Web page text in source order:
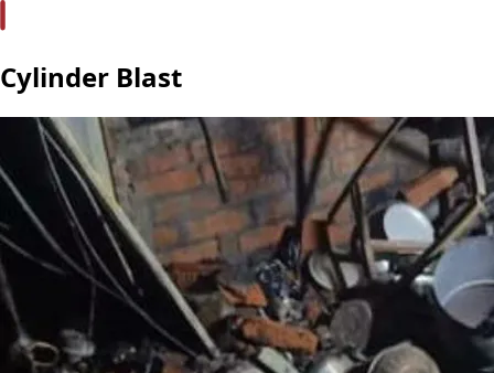
Cylinder Blast